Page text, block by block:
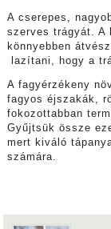
A cserepes,
szerves trágyát. A
könnyebben
lazítani, hogy a
A fagyérzékeny
fagyos éjszakák,
fokozottabban
Gyűjtsük össze
mert kiváló
számára.